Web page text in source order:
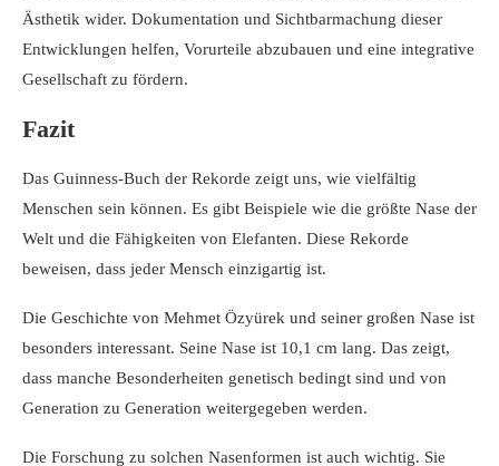
Ästhetik wider. Dokumentation und Sichtbarmachung dieser
Entwicklungen helfen, Vorurteile abzubauen und eine integrative
Gesellschaft zu fördern.
Fazit
Das Guinness-Buch der Rekorde zeigt uns, wie vielfältig
Menschen sein können. Es gibt Beispiele wie die größte Nase der
Welt und die Fähigkeiten von Elefanten. Diese Rekorde
beweisen, dass jeder Mensch einzigartig ist.
Die Geschichte von Mehmet Özyürek und seiner großen Nase ist
besonders interessant. Seine Nase ist 10,1 cm lang. Das zeigt,
dass manche Besonderheiten genetisch bedingt sind und von
Generation zu Generation weitergegeben werden.
Die Forschung zu solchen Nasenformen ist auch wichtig. Sie